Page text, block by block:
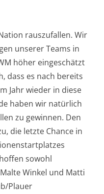
rauszufallen. Wir
unserer Teams in
höher eingeschätzt
dass es nach bereits
Jahr wieder in diese
haben wir natürlich
zu gewinnen. Den
die letzte Chance in
sowohl
Winkel und Matti
Plauer